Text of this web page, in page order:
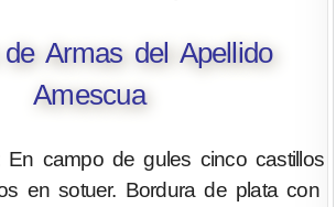
Armas del Apellido
Amescua
En campo de gules cinco castillos
en sotuer. Bordura de plata con